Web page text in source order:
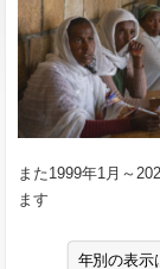
また1999年1月～
ます